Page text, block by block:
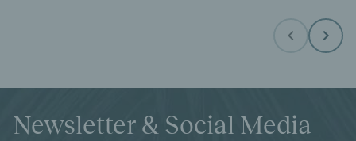
Before Next
Newsletter & Social Media